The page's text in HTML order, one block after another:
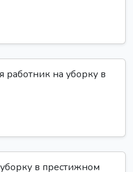
на уборку в
в престижном